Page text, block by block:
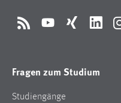
RSS YouTubeXing
Fragen zum Studium
Studiengänge